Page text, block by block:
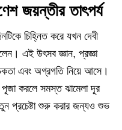
জয়ন্তীর তাৎপর্য
চিহ্নিত করে যখন দেবী
এই উৎসব জ্ঞান, প্রজ্ঞা
এবং অগ্রগতি নিয়ে আসে।
করলে সমস্ত ঝামেলা দূর
প্রচেষ্টা শুরু করার জন্যও শুভ